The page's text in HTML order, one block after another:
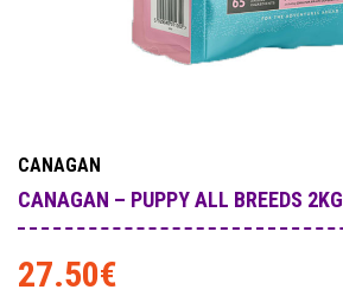
CANAGAN
CANAGAN – PUPPY ALL BREEDS 2KG
27.50€